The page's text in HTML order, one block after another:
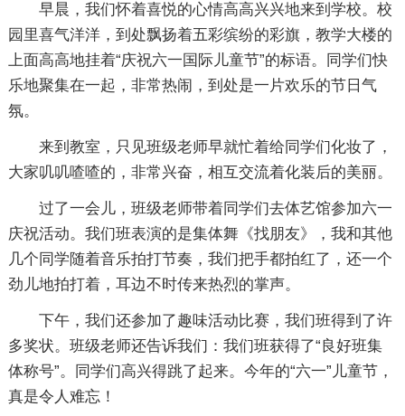
早晨，我们怀着喜悦的心情高高兴兴地来到学校。校
园里喜气洋洋，到处飘扬着五彩缤纷的彩旗，教学大楼的
上面高高地挂着“庆祝六一国际儿童节”的标语。同学们快
乐地聚集在一起，非常热闹，到处是一片欢乐的节日气
氛。
来到教室，只见班级老师早就忙着给同学们化妆了，
大家叽叽喳喳的，非常兴奋，相互交流着化装后的美丽。
过了一会儿，班级老师带着同学们去体艺馆参加六一
庆祝活动。我们班表演的是集体舞《找朋友》，我和其他
几个同学随着音乐拍打节奏，我们把手都拍红了，还一个
劲儿地拍打着，耳边不时传来热烈的掌声。
下午，我们还参加了趣味活动比赛，我们班得到了许
多奖状。班级老师还告诉我们：我们班获得了“良好班集
体称号”。同学们高兴得跳了起来。今年的“六一”儿童节，
真是令人难忘！